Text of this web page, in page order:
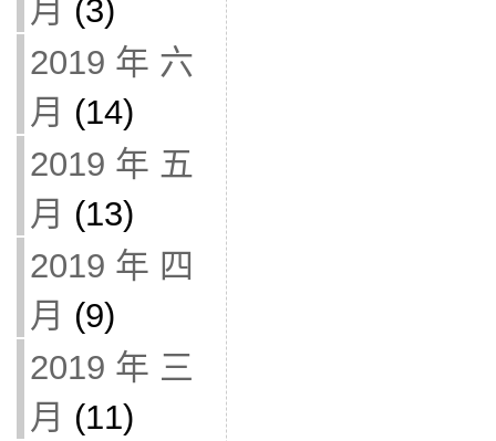
月 (3)
2019 年 六
月 (14)
2019 年 五
月 (13)
2019 年 四
月 (9)
2019 年 三
月 (11)